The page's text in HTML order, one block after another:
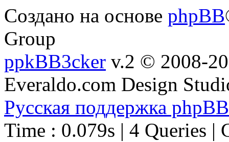
Создано на основе phpBB
Group
ppkBB3cker v.2 © 2008-
Everaldo.com Design
Русская поддержка phpBB
Time : 0.079s | 4 Queries |